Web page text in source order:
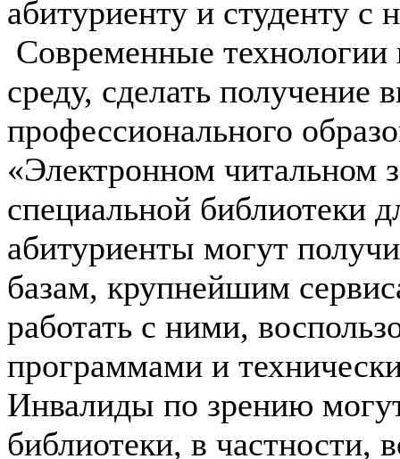
абитуриенту и студенту с
Современные
среду, сделать получение
профессионального
«Электронном читальном
специальной библиотеки
абитуриенты могут
базам, крупнейшим
работать с ними,
программами и
Инвалиды по зрению
библиотеки, в частности,